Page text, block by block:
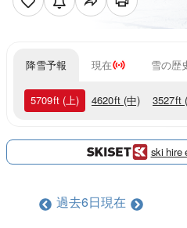
降雪予報 現在 雪の歴
5709ft (上) 4620ft (中) 3527ft
ski hire
過去6日現在